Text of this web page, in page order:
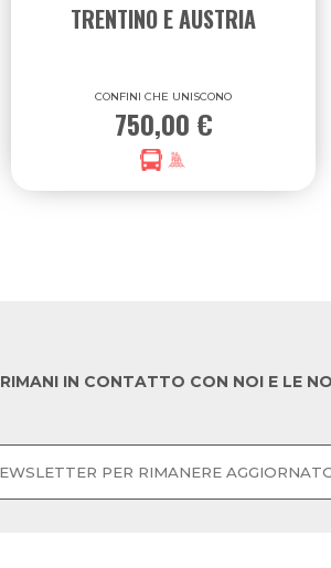
TRENTINO E AUSTRIA
CONFINI CHE UNISCONO
750,00 €
RIMANI IN CONTATTO CON NOI E LE